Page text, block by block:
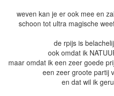
weven kan je er ook mee en
schoon tot ultra magische
de rpijs is
ook omdat ik
maar omdat ik een zeer goede
een zeer groote partij
en dat wil ik